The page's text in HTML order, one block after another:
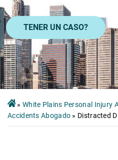
TENER UN CASO?
» White Plains Personal Injury
Accidents Abogado » Distracted